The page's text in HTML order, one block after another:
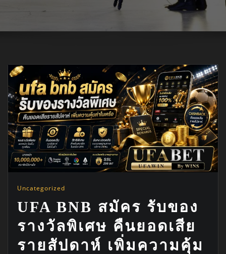
Uncategorized
UFA BNB สมัคร รับของ
รางวัลพิเศษ คืนยอดเสีย
รายสัปดาห์ เพิ่มความคุ้ม